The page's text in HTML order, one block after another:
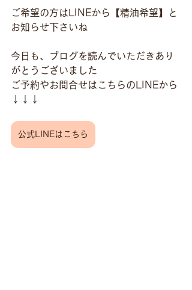
ご希望の方はLINEから【精油希望】と
お知らせ下さいね
今日も、ブログを読んでいただきあり
がとうございました
ご予約やお問合せはこちらのLINEから
↓↓↓
公式LINEはこちら